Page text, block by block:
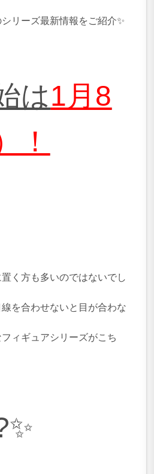
リーズ最新情報をご紹介✨
は1月8
！
く方も多いのではないでし
を合わせないと目が合わな
ィギュアシリーズがこち